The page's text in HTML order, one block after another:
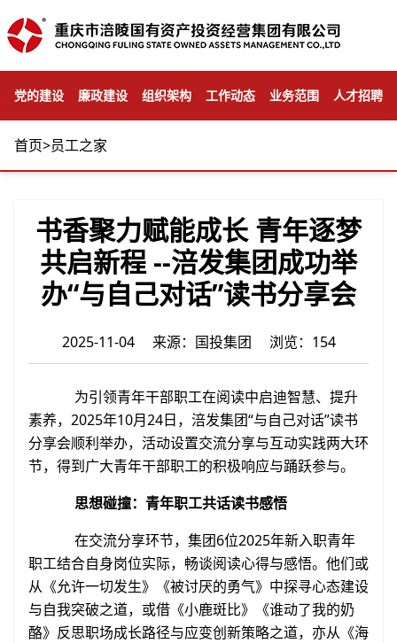
党的建设 廉政建设 组织架构 工作动态 业务范围 人才招聘
首页>员工之家
书香聚力赋能成长 青年逐梦
共启新程 --涪发集团成功举
办“与自己对话”读书分享会
2025-11-04 来源：国投集团 浏览：154
为引领青年干部职工在阅读中启迪智慧、提升
素养，2025年10月24日，涪发集团“与自己对话”读书
分享会顺利举办，活动设置交流分享与互动实践两大环
节，得到广大青年干部职工的积极响应与踊跃参与。
思想碰撞：青年职工共话读书感悟
在交流分享环节，集团6位2025年新入职青年
职工结合自身岗位实际，畅谈阅读心得与感悟。他们或
从《允许一切发生》《被讨厌的勇气》中探寻心态建设
与自我突破之道，或借《小鹿斑比》《谁动了我的奶
酪》反思职场成长路径与应变创新策略之道，亦从《海